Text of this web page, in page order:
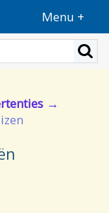
Menu +